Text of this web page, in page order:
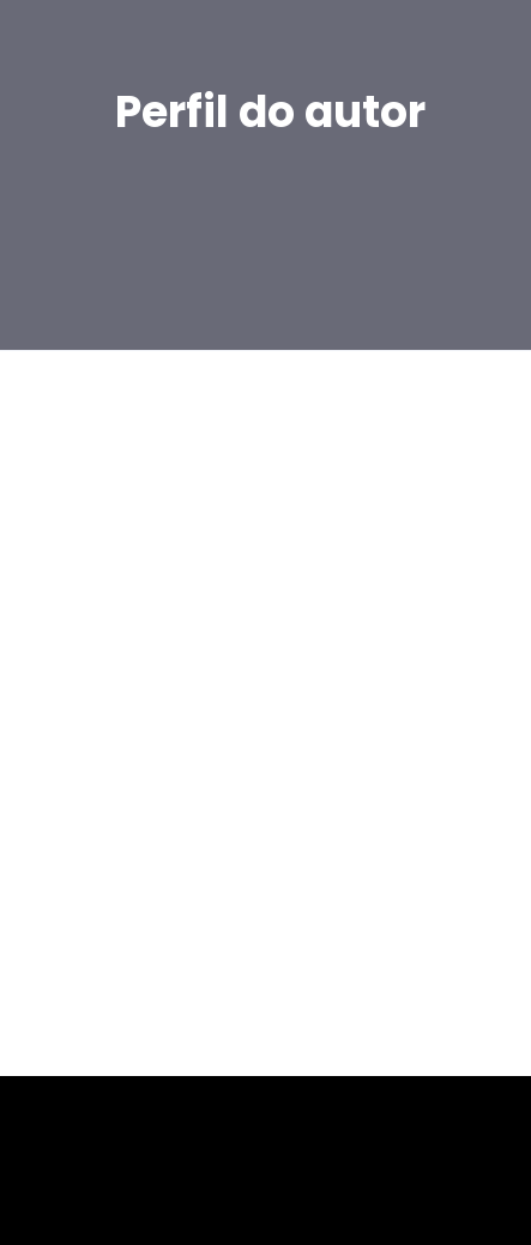
Perfil do autor